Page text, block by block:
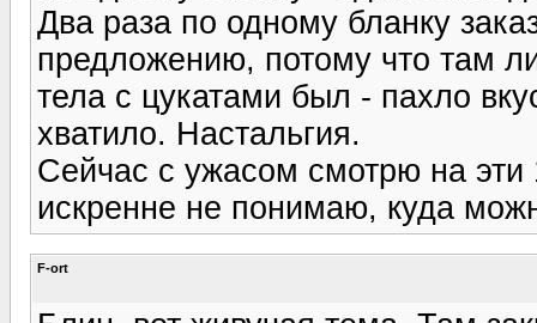
Два раза по одному бланку
предложению, потому что там
тела с цукатами был - пахло
хватило. Настальгия.
Сейчас с ужасом смотрю на эти
искренне не понимаю, куда
F-ort